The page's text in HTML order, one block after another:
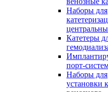
Наборы для
Катетеры
Наборы для
установки